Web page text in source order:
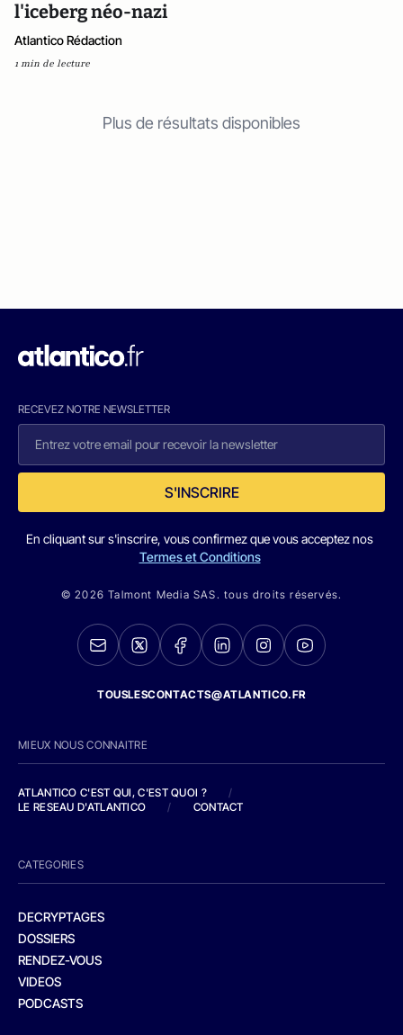
l'iceberg néo-nazi
Atlantico Rédaction
1 min de lecture
Plus de résultats disponibles
RECEVEZ NOTRE NEWSLETTER
S'INSCRIRE
En cliquant sur s'inscrire, vous confirmez que vous acceptez nos
Termes et Conditions
© 2026 Talmont Media SAS. tous droits réservés.
TOUSLESCONTACTS@ATLANTICO.FR
MIEUX NOUS CONNAITRE
ATLANTICO C'EST QUI, C'EST QUOI ?
/
LE RESEAU D'ATLANTICO
/ CONTACT
CATEGORIES
DECRYPTAGES
DOSSIERS
RENDEZ-VOUS
VIDEOS
PODCASTS